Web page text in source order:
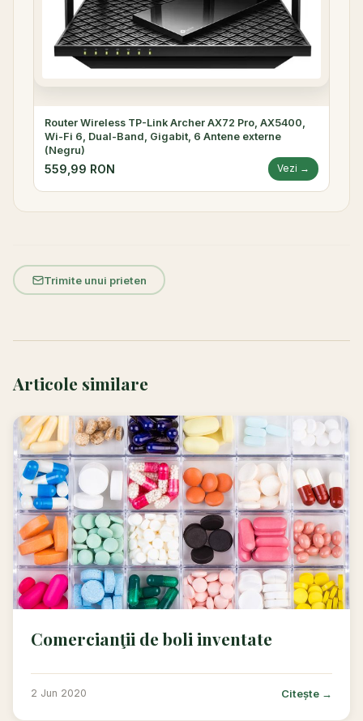
Router Wireless TP-Link Archer AX72 Pro, AX5400,
Wi-Fi 6, Dual-Band, Gigabit, 6 Antene externe
(Negru)
559,99 RON Vezi →
Trimite unui prieten
Articole similare
Comercianţii de boli inventate
2 Jun 2020 Citește →